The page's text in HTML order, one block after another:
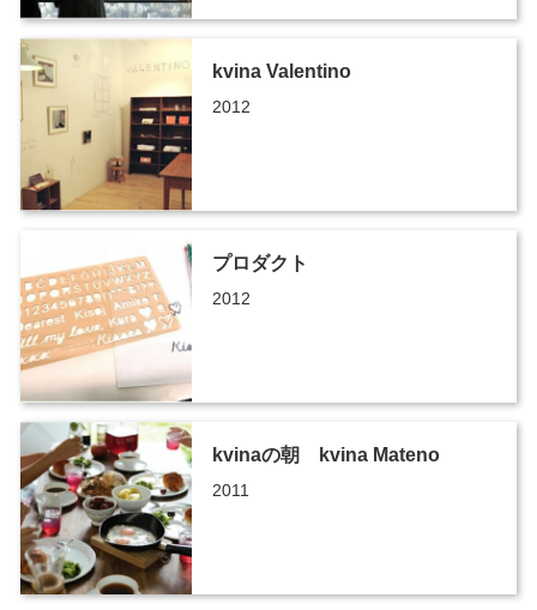
kvina Valentino
2012
プロダクト
2012
kvinaの朝 kvina Mateno
2011